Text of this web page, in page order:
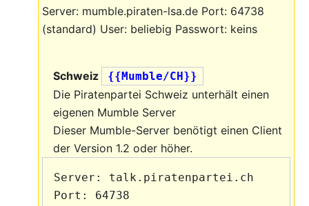
Server: mumble.piraten-lsa.de Port: 64738
(standard) User: beliebig Passwort: keins
Schweiz {{Mumble/CH}}
Die Piratenpartei Schweiz unterhält einen
eigenen Mumble Server
Dieser Mumble-Server benötigt einen Client
der Version 1.2 oder höher.
Server: talk.piratenpartei.ch
Port: 64738